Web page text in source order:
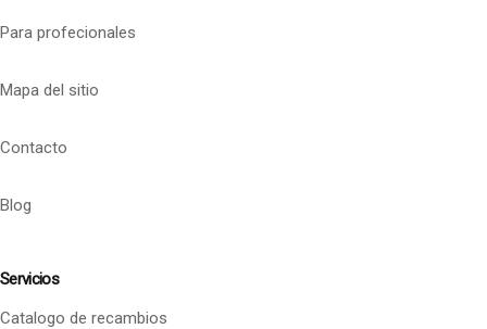
Para profecionales
Mapa del sitio
Contacto
Blog
Servicios
Catalogo de recambios